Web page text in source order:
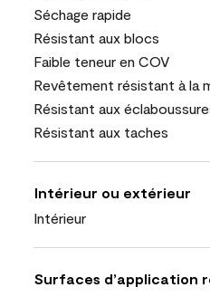
Séchage rapide
Résistant aux blocs
Faible teneur en COV
Revêtement résistant à la
Résistant aux
Résistant aux taches
Intérieur ou extérieur
Intérieur
Surfaces d’application